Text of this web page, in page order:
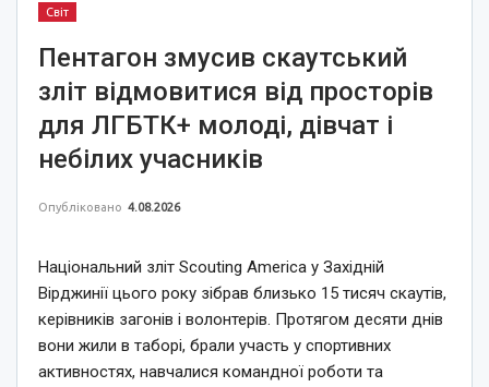
Світ
Пентагон змусив скаутський
зліт відмовитися від просторів
для ЛГБТК+ молоді, дівчат і
небілих учасників
Опубліковано 4.08.2026
Національний зліт Scouting America у Західній
Вірджинії цього року зібрав близько 15 тисяч скаутів,
керівників загонів і волонтерів. Протягом десяти днів
вони жили в таборі, брали участь у спортивних
активностях, навчалися командної роботи та